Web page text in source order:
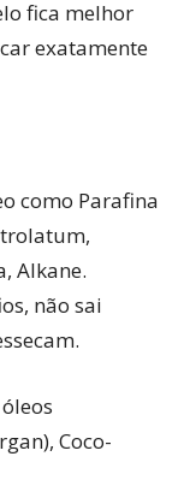
fica melhor
exatamente
como Parafina
Alkane.
não sai
Coco-